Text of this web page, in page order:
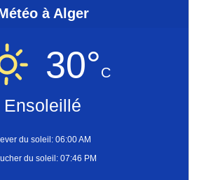
à Alger
30°C
Ensoleillé
du soleil: 06:00 AM
du soleil: 07:46 PM